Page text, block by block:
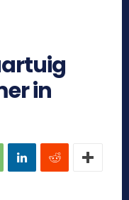
in